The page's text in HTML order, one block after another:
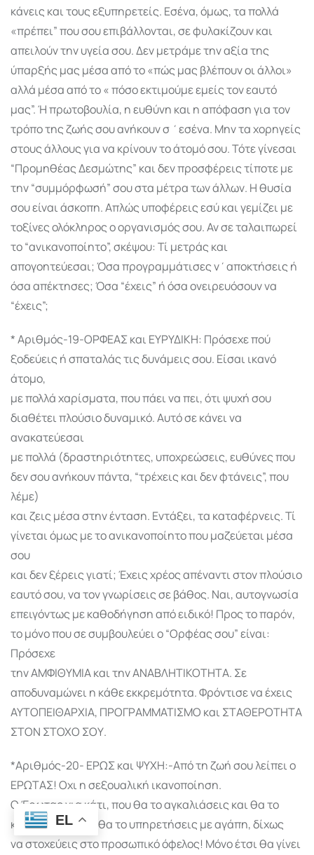
κάνεις και τους εξυπηρετείς. Εσένα, όμως, τα πολλά
«πρέπει” που σου επιβάλλονται, σε φυλακίζουν και
απειλούν την υγεία σου. Δεν μετράμε την αξία της
ύπαρξής μας μέσα από το «πώς μας βλέπουν οι άλλοι»
αλλά μέσα από το « πόσο εκτιμούμε εμείς τον εαυτό
μας”. Ή πρωτοβουλία, η ευθύνη και η απόφαση για τον
τρόπο της ζωής σου ανήκουν σ ΄εσένα. Μην τα χορηγείς
στους άλλους για να κρίνουν το άτομό σου. Τότε γίνεσαι
“Προμηθέας Δεσμώτης” και δεν προσφέρεις τίποτε με
την “συμμόρφωσή” σου στα μέτρα των άλλων. Η θυσία
σου είναι άσκοπη. Απλώς υποφέρεις εσύ και γεμίζει με
τοξίνες ολόκληρος ο οργανισμός σου. Αν σε ταλαιπωρεί
το “ανικανοποίητο”, σκέψου: Τί μετράς και
απογοητεύεσαι; Όσα προγραμμάτισες ν΄αποκτήσεις ή
όσα απέκτησες; Όσα “έχεις” ή όσα ονειρευόσουν να
“έχεις”;
* Αριθμός-19-ΟΡΦΕΑΣ και ΕΥΡΥΔΙΚΗ: Πρόσεχε πού
ξοδεύεις ή σπαταλάς τις δυνάμεις σου. Είσαι ικανό
άτομο,
με πολλά χαρίσματα, που πάει να πει, ότι ψυχή σου
διαθέτει πλούσιο δυναμικό. Αυτό σε κάνει να
ανακατεύεσαι
με πολλά (δραστηριότητες, υποχρεώσεις, ευθύνες που
δεν σου ανήκουν πάντα, “τρέχεις και δεν φτάνεις”, που
λέμε)
και ζεις μέσα στην ένταση. Εντάξει, τα καταφέρνεις. Τί
γίνεται όμως με το ανικανοποίητο που μαζεύεται μέσα
σου
και δεν ξέρεις γιατί; Έχεις χρέος απέναντι στον πλούσιο
εαυτό σου, να τον γνωρίσεις σε βάθος. Ναι, αυτογνωσία
επειγόντως με καθοδήγηση από ειδικό! Προς το παρόν,
το μόνο που σε συμβουλεύει ο “Ορφέας σου” είναι:
Πρόσεχε
την ΑΜΦΙΘΥΜΙΑ και την ΑΝΑΒΛΗΤΙΚΟΤΗΤΑ. Σε
αποδυναμώνει η κάθε εκκρεμότητα. Φρόντισε να έχεις
ΑΥΤΟΠΕΙΘΑΡΧΙΑ, ΠΡΟΓΡΑΜΜΑΤΙΣΜΟ και ΣΤΑΘΕΡΟΤΗΤΑ
ΣΤΟΝ ΣΤΟΧΟ ΣΟΥ.
*Αριθμός-20- ΕΡΩΣ και ΨΥΧΗ:-Από τη ζωή σου λείπει ο
ΕΡΩΤΑΣ! Οχι η σεξουαλική ικανοποίηση.
Ο Έρωτας για κάτι, που θα το αγκαλιάσεις και θα το
καλλιεργήσεις ή θα το υπηρετήσεις με αγάπη, δίχως
να στοχεύεις στο προσωπικό όφελος! Μόνο έτσι θα γίνει
EL